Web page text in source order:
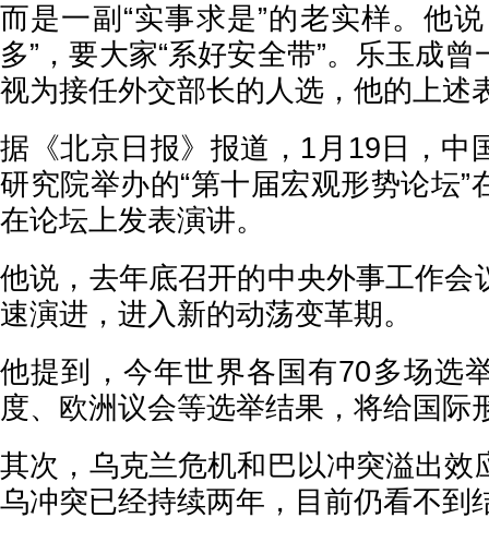
而是一副“实事求是”的老实样。他
多”，要大家“系好安全带”。乐玉成
视为接任外交部长的人选，他的上述
据《北京日报》报道，1月19日，中
研究院举办的“第十届宏观形势论坛”
在论坛上发表演讲。
他说，去年底召开的中央外事工作会
速演进，进入新的动荡变革期。
他提到，今年世界各国有70多场选
度、欧洲议会等选举结果，将给国际
其次，乌克兰危机和巴以冲突溢出效
乌冲突已经持续两年，目前仍看不到